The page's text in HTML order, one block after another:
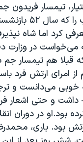
تیمسار فریدون
ارتش قبل از
کرد اما شاه
می‌خواست در وزارت
قبلا هم تیمسار
امرای ارتش فرد
خوبی می‌دانست و
داشت و حتی اشعار
بود.او در دوران
بود. باری،